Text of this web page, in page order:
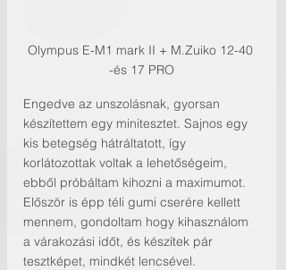
Olympus E-M1 mark II + M.Zuiko 12-40
-és 17 PRO
Engedve az unszolásnak, gyorsan
készítettem egy minitesztet. Sajnos egy
kis betegség hátráltatott, így
korlátozottak voltak a lehetőségeim,
ebből próbáltam kihozni a maximumot.
Először is épp téli gumi cserére kellett
mennem, gondoltam hogy kihasználom
a várakozási időt, és készítek pár
tesztképet, mindkét lencsével.